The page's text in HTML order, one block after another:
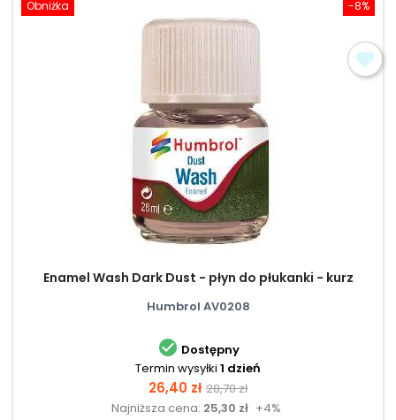
-8%
Obniżka
Enamel Wash Dark Dust - płyn do płukanki - kurz
Humbrol AV0208
 Dostępny
Termin wysyłki 1 dzień
Cena
26,40 zł Cena
podstawowa
28,70 zł
Najniższa cena: 25,30 zł +4%